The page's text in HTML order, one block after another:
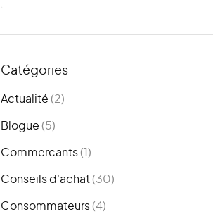
Catégories
Actualité(2)
Blogue(5)
Commercants(1)
Conseils d'achat(30)
Consommateurs(4)